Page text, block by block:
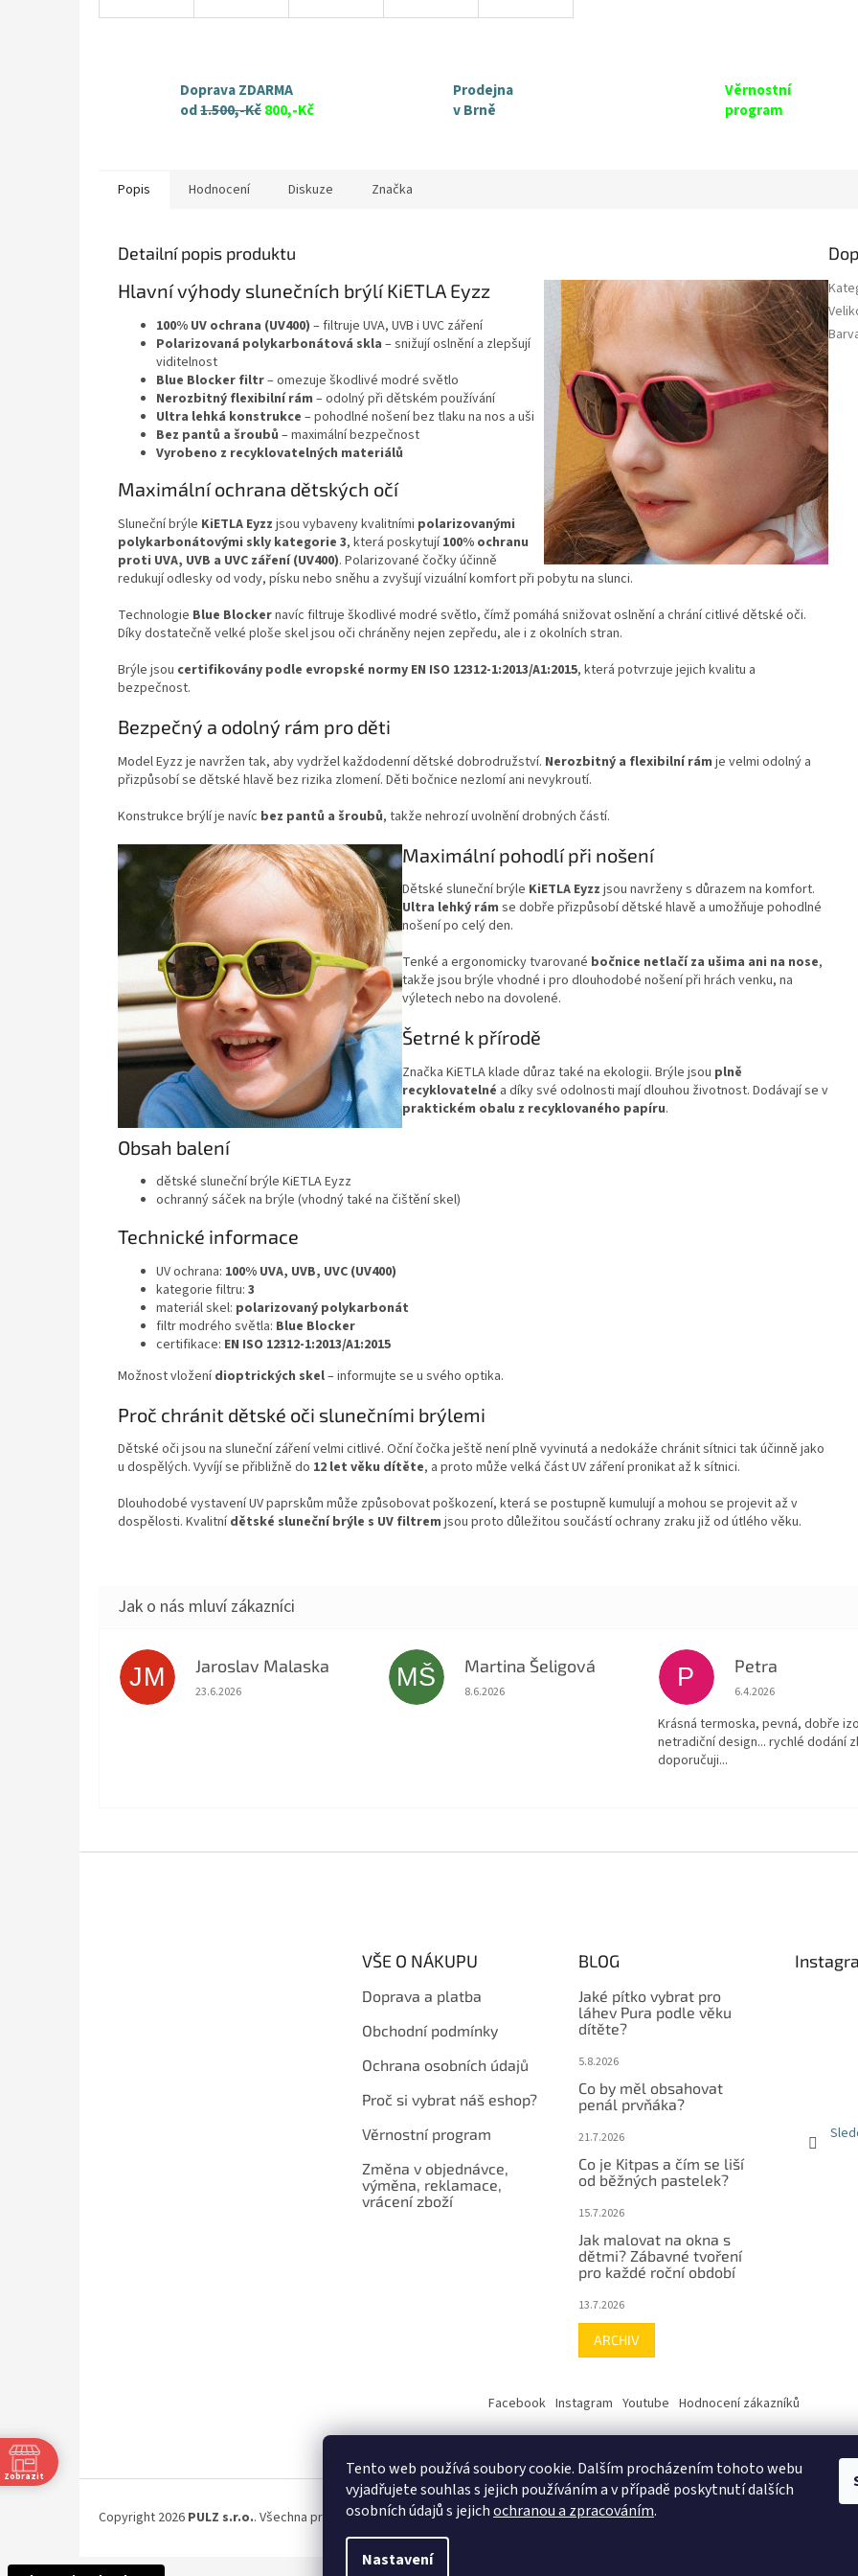
Tento web používá soubory cookie. Dalším procházením tohoto webu
vyjadřujete souhlas s jejich používáním a v případě poskytnutí dalších
osobních údajů s jejichochranou a zpracováním.
Nastavení
Doprava ZDARMA
od1.500,-Kč800,-Kč
Prodejna
v Brně
Věrnostní
program
Popis Hodnocení Diskuze Značka
Detailní popis produktu
Hlavní výhody slunečních brýlí KiETLA Eyzz
100% UV ochrana (UV400) – filtruje UVA, UVB i UVC záření
Polarizovaná polykarbonátová skla – snižují oslnění a zlepšují
viditelnost
Blue Blocker filtr– omezuje škodlivé modré světlo
Nerozbitný flexibilní rám – odolný při dětském používání
Ultra lehká konstrukce – pohodlné nošení bez tlaku na nos a uši
Bez pantů a šroubů – maximální bezpečnost
Vyrobeno z recyklovatelných materiálů
Maximální ochrana dětských očí
Sluneční brýle KiETLA Eyzz jsou vybaveny kvalitními polarizovanými
polykarbonátovými skly kategorie 3, která poskytují100% ochranu
proti UVA, UVB a UVC záření (UV400). Polarizované čočky účinně
redukují odlesky od vody, písku nebo sněhu a zvyšují vizuální komfort při pobytu na slunci.
Technologie Blue Blockernavíc filtruje škodlivé modré světlo, čímž pomáhá snižovat oslnění a chrání citlivé dětské oči.
Díky dostatečně velké ploše skel jsou oči chráněny nejen zepředu, ale i z okolních stran.
Brýle jsou certifikovány podle evropské normy EN ISO 12312-1:2013/A1:2015, která potvrzuje jejich kvalitu a
bezpečnost.
Bezpečný a odolný rám pro děti
Model Eyzz je navržen tak, aby vydržel každodenní dětské dobrodružství. Nerozbitný a flexibilní rám je velmi odolný a
přizpůsobí se dětské hlavě bez rizika zlomení. Děti bočnice nezlomí ani nevykroutí.
Konstrukce brýlí je navíc bez pantů a šroubů, takže nehrozí uvolnění drobných částí.
Maximální pohodlí při nošení
Dětské sluneční brýle KiETLA Eyzz jsou navrženy s důrazem na komfort.
Ultra lehký rám se dobře přizpůsobí dětské hlavě a umožňuje pohodlné
nošení po celý den.
Tenké a ergonomicky tvarované bočnice netlačí za ušima ani na nose,
takže jsou brýle vhodné i pro dlouhodobé nošení při hrách venku, na
výletech nebo na dovolené.
Šetrné k přírodě
Značka KiETLA klade důraz také na ekologii. Brýle jsou plně
recyklovatelné a díky své odolnosti mají dlouhou životnost. Dodávají se v
praktickém obalu z recyklovaného papíru.
Obsah balení
dětské sluneční brýle KiETLA Eyzz
ochranný sáček na brýle (vhodný také na čištění skel)
Technické informace
UV ochrana: 100% UVA, UVB, UVC (UV400)
kategorie filtru: 3
materiál skel: polarizovaný polykarbonát
filtr modrého světla: Blue Blocker
certifikace: EN ISO 12312-1:2013/A1:2015
Možnost vloženídioptrických skel– informujte se u svého optika.
Proč chránit dětské oči slunečními brýlemi
Dětské oči jsou na sluneční záření velmi citlivé. Oční čočka ještě není plně vyvinutá a nedokáže chránit sítnici tak účinně jako
u dospělých. Vyvíjí se přibližně do 12 let věku dítěte, a proto může velká část UV záření pronikat až k sítnici.
Dlouhodobé vystavení UV paprskům může způsobovat poškození, která se postupně kumulují a mohou se projevit až v
dospělosti. Kvalitnídětské sluneční brýle s UV filtrem jsou proto důležitou součástí ochrany zraku již od útlého věku.
JM Jaroslav Malaska
Hodnocení obchodu je 5 z 5 hvězdiček.
23.6.2026
MŠ Martina Šeligová
Hodnocení obchodu je 5 z 5 hvězdiček.
8.6.2026
P Petra
Hodnocení obchodu
6.4.2026
Krásná termoska, pevná, dobře
netradiční design... rychlé dodání
doporučuji...
VŠE O NÁKUPU
Doprava a platba
Obchodní podmínky
Ochrana osobních údajů
Proč si vybrat náš eshop?
Věrnostní program
Změna v objednávce,
výměna, reklamace,
vrácení zboží
BLOG
Jaké pítko vybrat pro
láhev Pura podle věku
dítěte?
5.8.2026
Co by měl obsahovat
penál prvňáka?
21.7.2026
Co je Kitpas a čím se liší
od běžných pastelek?
15.7.2026
Jak malovat na okna s
dětmi? Zábavné tvoření
pro každé roční období
13.7.2026
ARCHIV
Facebook Instagram Youtube Hodnocení zákazníků
Copyright 2026 PULZ s.r.o.. Všechna práva vyhrazena.
Zobrazit